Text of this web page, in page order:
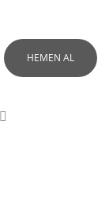
HEMEN AL